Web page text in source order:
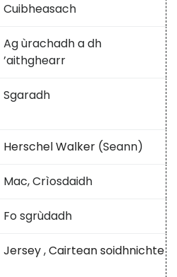
Cuibheasach
Ag ùrachadh a dh
’aithghearr
Sgaradh
Herschel Walker (Seann)
Mac, Crìosdaidh
Fo sgrùdadh
Jersey,Cairtean soidhnichte